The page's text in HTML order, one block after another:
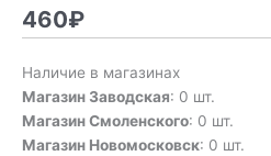
460₽
Наличие в магазинах
Магазин Заводская: 0 шт.
Магазин Смоленского: 0 шт.
Магазин Новомосковск: 0 шт.